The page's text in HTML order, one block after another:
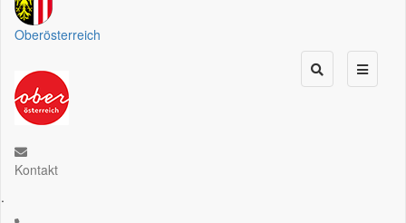
Oberösterreich
Kontakt
.